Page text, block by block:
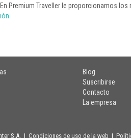
Premium Traveller le proporcionamos los
Blog
Suscribirse
Contacto
La empresa
S.A. | Condiciones de uso de la web |